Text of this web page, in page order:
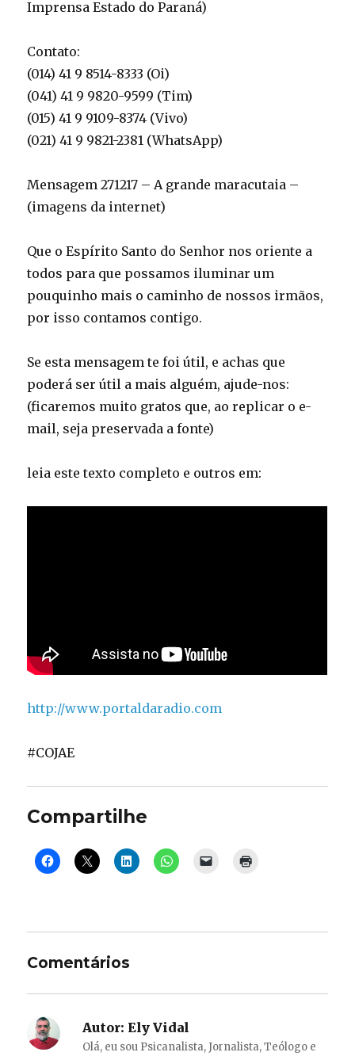
Imprensa Estado do Paraná)
Contato:
(014) 41 9 8514-8333 (Oi)
(041) 41 9 9820-9599 (Tim)
(015) 41 9 9109-8374 (Vivo)
(021) 41 9 9821-2381 (WhatsApp)
Mensagem 271217 – A grande maracutaia –
(imagens da internet)
Que o Espírito Santo do Senhor nos oriente a
todos para que possamos iluminar um
pouquinho mais o caminho de nossos irmãos,
por isso contamos contigo.
Se esta mensagem te foi útil, e achas que
poderá ser útil a mais alguém, ajude-nos:
(ficaremos muito gratos que, ao replicar o e-
mail, seja preservada a fonte)
leia este texto completo e outros em:
http://www.portaldaradio.com
#COJAE
Compartilhe
Comentários
Autor: Ely Vidal
Olá, eu sou Psicanalista, Jornalista, Teólogo e